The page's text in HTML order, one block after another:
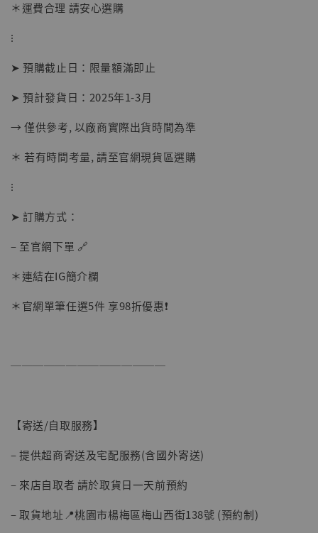
NT$ 1,500
子彈飛 鵝城縣長 張麻子 [BK01]
NT$ 4,980
＊運費合理 請安心選購
⁝
➤ 預購截止日：限量額滿即止
➤ 預計發貨日：2025年1-3月
→ 僅供參考, 以廠商實際出貨時間為準
＊ 若有時間考量, 請至官網現貨區選購
⁝
➤ 訂購方式：
– 至官網下單 🔗
＊連結在IG簡介欄
＊官網單筆任選5件 享98折優惠❗️
──────────────
【寄送/自取服務】
– 提供超商寄送及宅配服務(含國外寄送)
– 來店自取者 請於取貨日一天前預約
– 取貨地址📍桃園市楊梅區梅山西街138號 (預約制)